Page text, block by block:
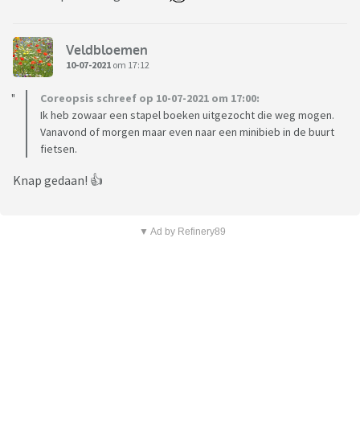
Veldbloemen
10-07-2021 om 17:12
Coreopsis schreef op 10-07-2021 om 17:00:
Ik heb zowaar een stapel boeken uitgezocht die weg mogen.
Vanavond of morgen maar even naar een minibieb in de buurt
fietsen.
Knap gedaan! 👍️
▼ Ad by Refinery89